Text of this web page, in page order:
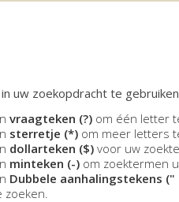
uw zoekopdracht te
vraagteken (?) om één letter
sterretje (*) om meer letters
dollarteken ($) voor uw
minteken (-) om zoektermen
Dubbele aanhalingstekens ("